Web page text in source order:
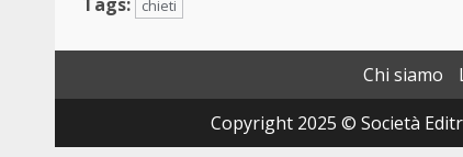
chieti
Chi siamo
Copyright 2025 © Società